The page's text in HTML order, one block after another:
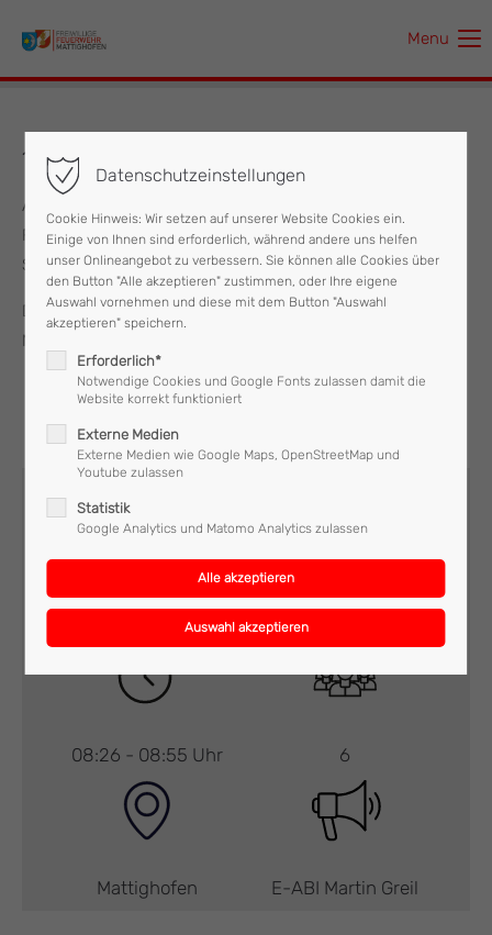
Der Eintrag "offcanvas-col1" existiert leider nicht.
Der Eintrag "offcanvas-col3" existiert leider nicht.
Der Eintrag "offcanvas-col4" existiert leider nicht.
Menu
18.09.2019 Brandmeldealarm
Am Mittwoch, den 18.09.2019 wurde um 08:26 Uhr die
Feuerwehr Mattighofen zu einem Brandmeldealarm in die
Stallhofnerstraße alarmiert.
Die Feuerwehr Mattighofen war mit einem Fahrzeug und 6
Mann im Einsatz.
08:26 - 08:55 Uhr 6
Mattighofen E-ABI Martin Greil
Datenschutzeinstellungen
Cookie Hinweis: Wir setzen auf unserer Website Cookies ein.
Einige von Ihnen sind erforderlich, während andere uns helfen
unser Onlineangebot zu verbessern. Sie können alle Cookies über
den Button "Alle akzeptieren" zustimmen, oder Ihre eigene
Auswahl vornehmen und diese mit dem Button "Auswahl
akzeptieren" speichern.
Erforderlich*
Notwendige Cookies und Google Fonts zulassen damit die
Website korrekt funktioniert
Externe Medien
Externe Medien wie Google Maps, OpenStreetMap und
Youtube zulassen
Statistik
Google Analytics und Matomo Analytics zulassen